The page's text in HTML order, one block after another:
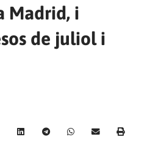
Madrid, i
de juliol i